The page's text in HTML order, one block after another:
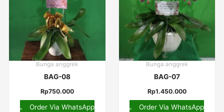
Bunga anggrek
BAG-08
Rp750.000
Order Via WhatsApp
Bunga anggrek
BAG-07
Rp1.450.000
Order Via WhatsApp